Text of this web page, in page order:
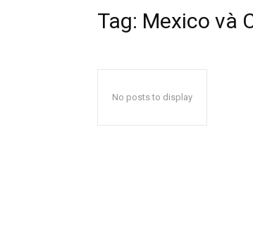
Tag: Mexico và
No posts to display